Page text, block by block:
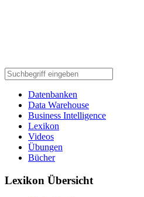
Datenbanken
Data Warehouse
Business Intelligence
Lexikon
Videos
Übungen
Bücher
Lexikon Übersicht